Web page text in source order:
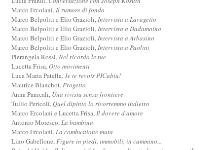
Marco Ercolani,Il rumore di fondo
Marco Belpoliti e Elio Grazioli,Intervista a Lavagetto
Marco Belpoliti e Elio Grazioli,Intervista a Dadamaino
Marco Belpoliti e Elio Grazioli,Intervista a Arbasino
Marco Belpoliti e Elio Grazioli,Intervista a Paolini
Pierangela Rossi,Nel ricordo le tue
Lucetta Frisa,Otto movimenti
Luca Maria Patella,Je te revois PICabia!
Maurice Blanchot,Progetto
Anna Panicali, Una rivista senza frontiere
Tullio Pericoli,Quel dipinto lo rivorremmo indietro
Marco Ercolani e Lucetta Frisa,Il dovere d'amore
Antonio Moresco,La bambina
Marco Ercolani,La combustione muta
Lino Gabellone,Figure in piedi, immobili, in cammino...